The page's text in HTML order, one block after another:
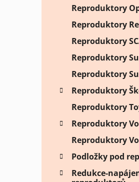
Reproduktory
Reproduktory
Reproduktory
Reproduktory
Reproduktory
Reproduktory
Reproduktory
Reproduktory
Reproduktory
Podložky pod
Redukce-